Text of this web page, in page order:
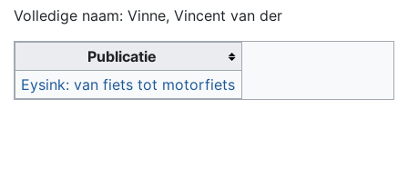
Volledige naam: Vinne, Vincent van der
Publicatie
Eysink: van fiets tot motorfiets